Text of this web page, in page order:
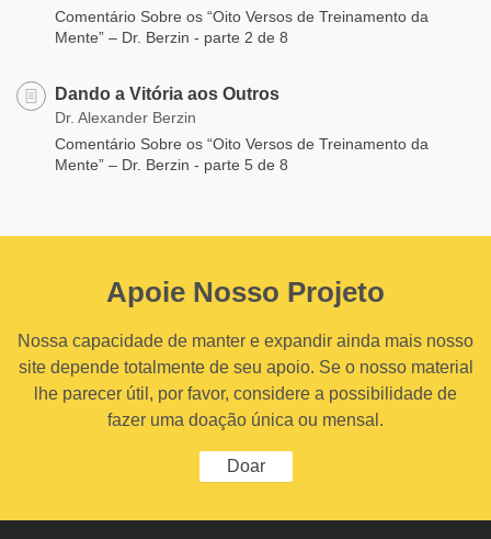
Comentário Sobre os “Oito Versos de Treinamento da
Mente” – Dr. Berzin - parte 2 de 8
Dando a Vitória aos Outros
Dr. Alexander Berzin
Comentário Sobre os “Oito Versos de Treinamento da
Mente” – Dr. Berzin - parte 5 de 8
Apoie Nosso Projeto
Nossa capacidade de manter e expandir ainda mais nosso
site depende totalmente de seu apoio. Se o nosso material
lhe parecer útil, por favor, considere a possibilidade de
fazer uma doação única ou mensal.
Doar